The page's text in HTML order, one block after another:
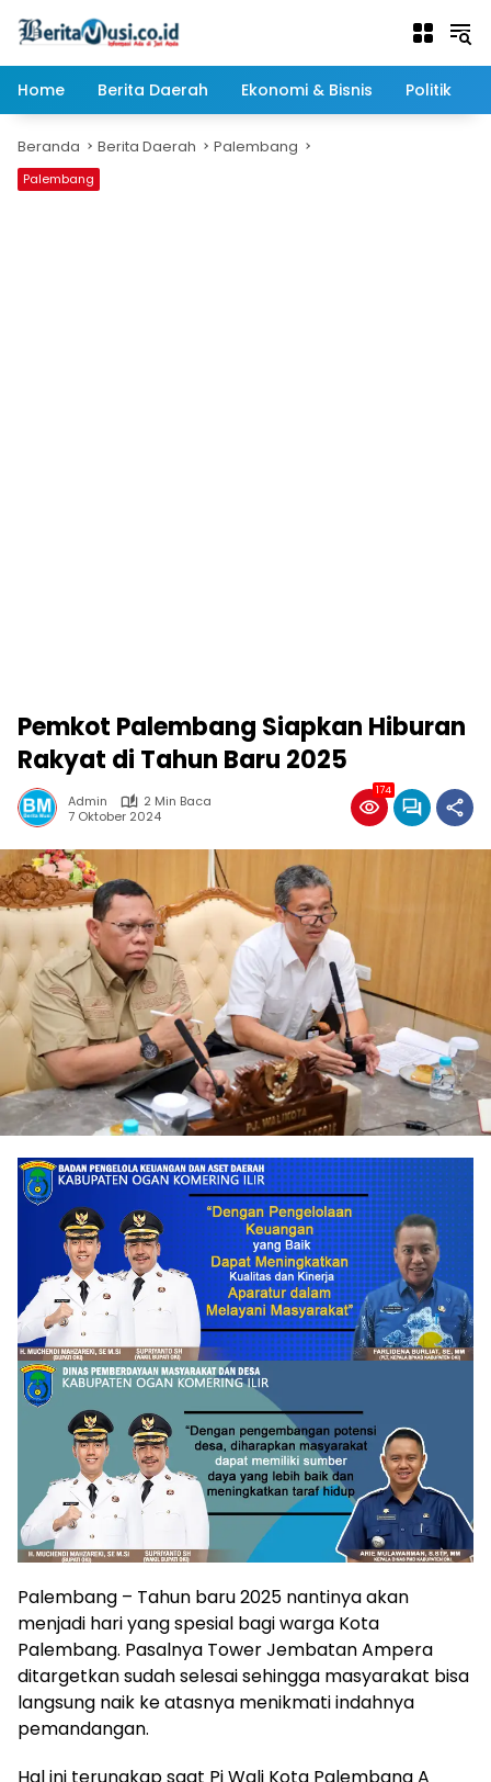
Home
Berita Daerah Ekonomi & Bisnis Politik
Beranda Berita Daerah Palembang
Palembang
Pemkot Palembang Siapkan Hiburan
Rakyat di Tahun Baru 2025
Admin
2 Min Baca
7 Oktober 2024
174
Palembang – Tahun baru 2025 nantinya akan
menjadi hari yang spesial bagi warga Kota
Palembang. Pasalnya Tower Jembatan Ampera
ditargetkan sudah selesai sehingga masyarakat bisa
langsung naik ke atasnya menikmati indahnya
pemandangan.